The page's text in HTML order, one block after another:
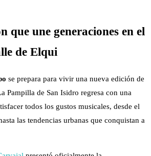
que une generaciones en el
de Elqui
se prepara para vivir una nueva edición de
Pampilla de San Isidro regresa con una
todos los gustos musicales, desde el
las tendencias urbanas que conquistan a